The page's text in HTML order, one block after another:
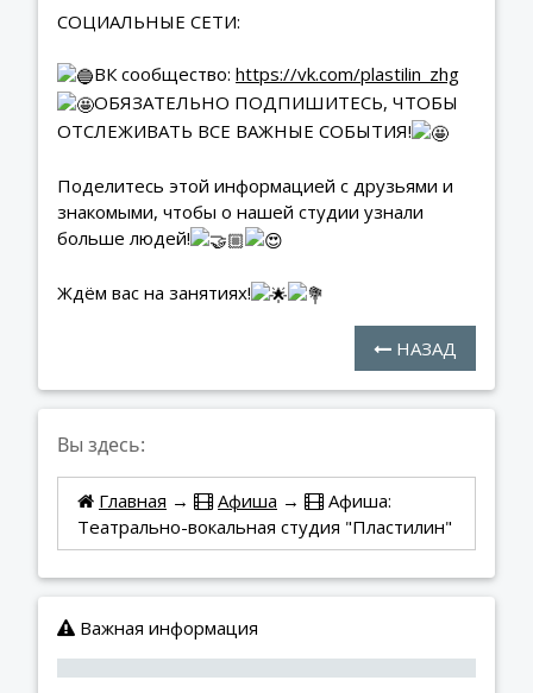
СОЦИАЛЬНЫЕ СЕТИ:
ВК сообщество: https://vk.com/plastilin_zhg
ОБЯЗАТЕЛЬНО ПОДПИШИТЕСЬ, ЧТОБЫ
ОТСЛЕЖИВАТЬ ВСЕ ВАЖНЫЕ СОБЫТИЯ!
Поделитесь этой информацией с друзьями и
знакомыми, чтобы о нашей студии узнали
больше людей!
Ждём вас на занятиях!
НАЗАД
Вы здесь:
Главная → Афиша →
Афиша:
Театрально-вокальная студия "Пластилин"
Важная информация